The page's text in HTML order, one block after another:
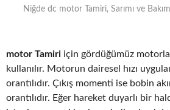
Niğde dc motor Tamiri, Sarımı ve
motor Tamiri için gördüğümüz
kullanılır. Motorun dairesel hızı
orantılıdır. Çıkış momenti ise bobin
orantılıdır. Eğer hareket duyarlı bir